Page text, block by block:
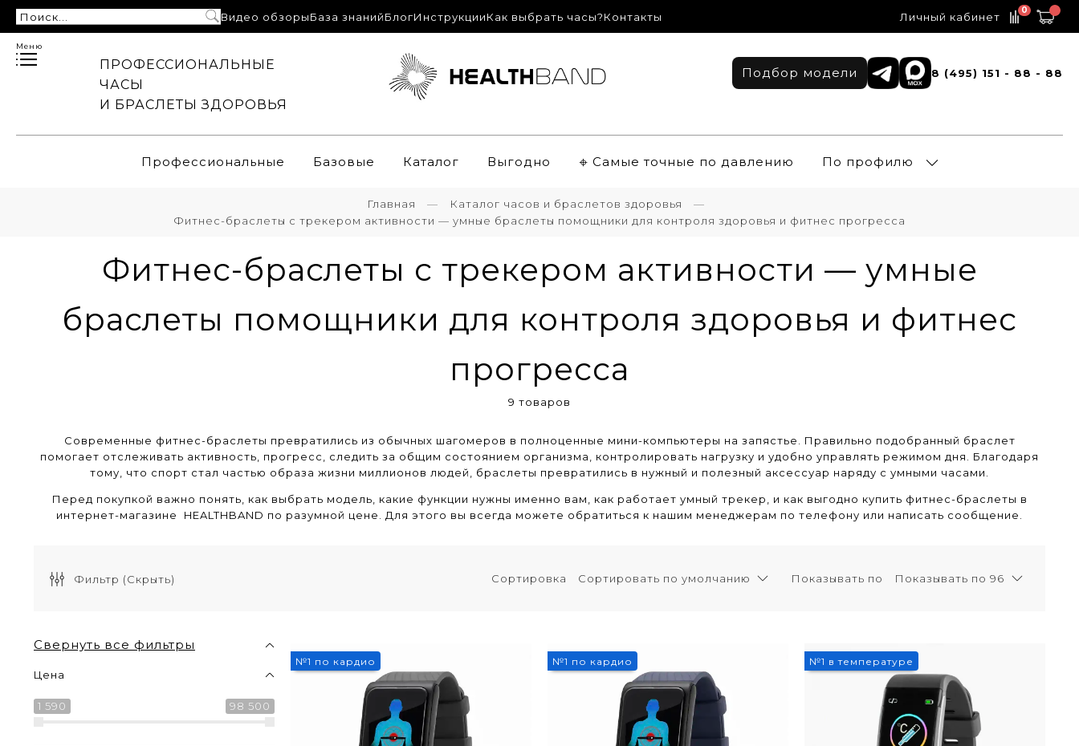
Видео обзорыБаза знанийБлогИнструкцииКак выбрать часы?Контакты Личный кабинет 0
Меню
ПРОФЕССИОНАЛЬНЫЕ
ЧАСЫ
И БРАСЛЕТЫ ЗДОРОВЬЯ
Подбор модели 8 (495) 151 - 88 - 88
Профессиональные Базовые Каталог Выгодно 𖦏 Самые точные по давлению По профилю
Главная
Каталог часов и браслетов здоровья
Фитнес-браслеты с трекером активности — умные браслеты помощники для контроля здоровья и фитнес прогресса
Фитнес-браслеты с трекером активности — умные
браслеты помощники для контроля здоровья и фитнес
прогресса
9 товаров
Современные фитнес-браслеты превратились из обычных шагомеров в полноценные мини-компьютеры на запястье. Правильно подобранный браслет
помогает отслеживать активность, прогресс, следить за общим состоянием организма, контролировать нагрузку и удобно управлять режимом дня. Благодаря
тому, что спорт стал частью образа жизни миллионов людей, браслеты превратились в нужный и полезный аксессуар наряду с умными часами.
Перед покупкой важно понять, как выбрать модель, какие функции нужны именно вам, как работает умный трекер, и как выгодно купить фитнес-браслеты в
интернет-магазине HEALTHBAND по разумной цене. Для этого вы всегда можете обратиться к нашим менеджерам по телефону или написать сообщение.
Фильтр (Скрыть) Сортировка Показывать по
Свернуть все фильтры
Цена
1 590 98 500
№1 по кардио №1 по кардио 3%
№1 в температуре